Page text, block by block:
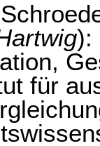
):
für